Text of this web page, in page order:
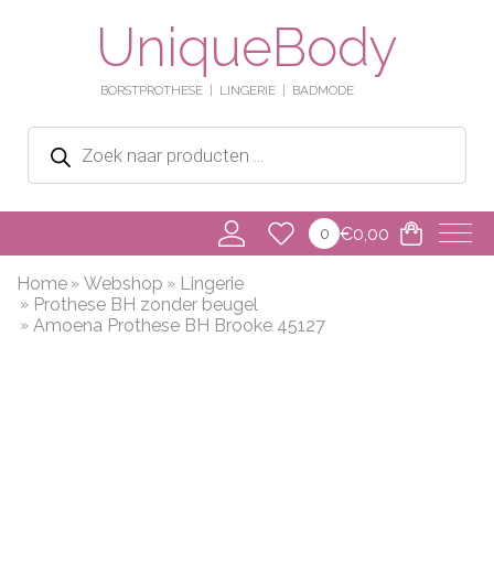
UniqueBody
BORSTPROTHESE LINGERIE BADMODE
Producten
zoeken
0 €0,00
Home Webshop
Lingerie
Prothese BH zonder beugel
Amoena Prothese BH Brooke 45127